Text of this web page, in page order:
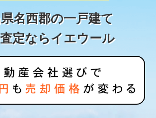
名西郡の一戸建て
定ならイエウール
括査定
ー